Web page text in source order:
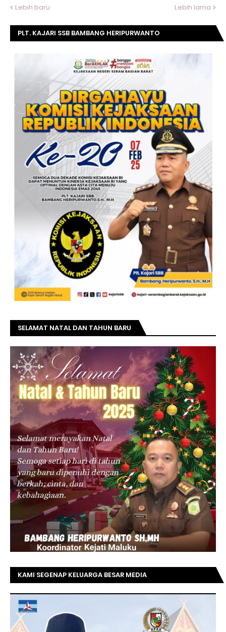
Lebih baru Lebih lama
PLT. KAJARI SSB BAMBANG HERIPURWANTO
KEJAKSAAN RI KE- 20 TAHUN.
SELAMAT NATAL DAN TAHUN BARU
KAMI SEGENAP KELUARGA BESAR MEDIA
BAPAK ACHMAD FAISAL REZ